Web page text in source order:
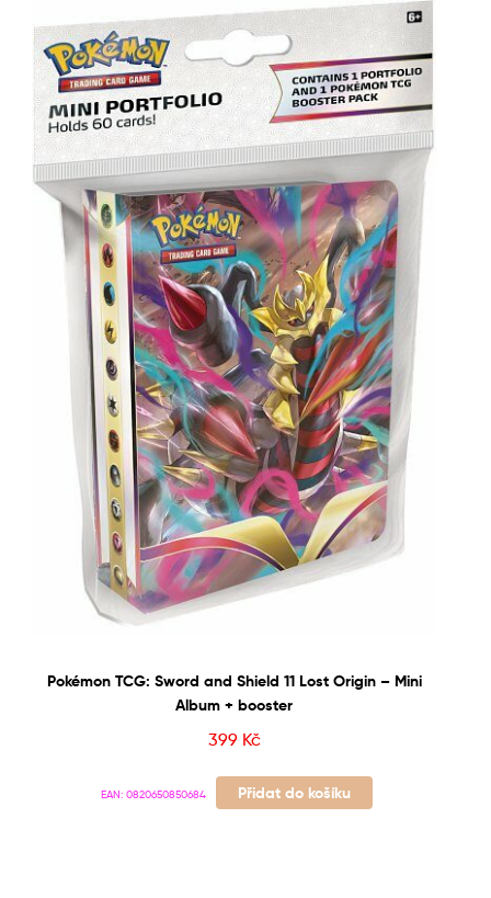
Pokémon TCG: Sword and Shield 11 Lost Origin – Mini
Album + booster
399 Kč
EAN: 0820650850684 Přidat do košíku